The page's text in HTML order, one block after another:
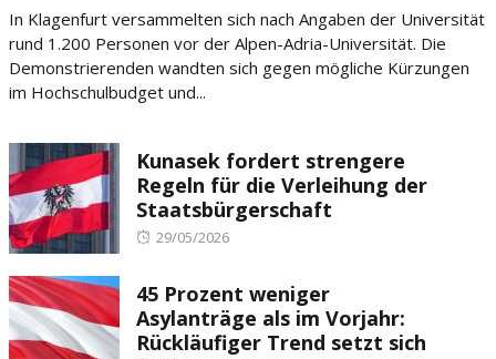
In Klagenfurt versammelten sich nach Angaben der Universität
rund 1.200 Personen vor der Alpen-Adria-Universität. Die
Demonstrierenden wandten sich gegen mögliche Kürzungen
im Hochschulbudget und...
Kunasek fordert strengere
Regeln für die Verleihung der
Staatsbürgerschaft
Posted
29/05/2026
45 Prozent weniger
Asylanträge als im Vorjahr:
Rückläufiger Trend setzt sich